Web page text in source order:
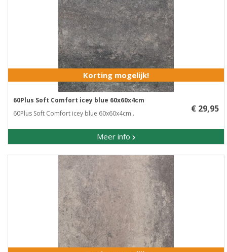
Korting mogelijk!
60Plus Soft Comfort icey blue 60x60x4cm
60Plus Soft Comfort icey blue 60x60x4cm..
Meer info
€ 29,95